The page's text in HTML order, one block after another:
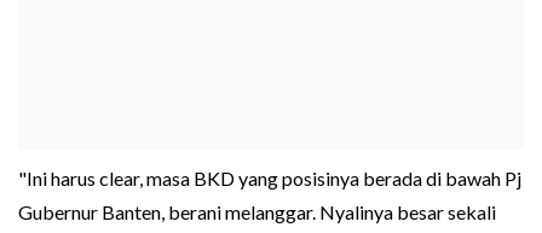
"Ini harus clear, masa BKD yang posisinya berada di bawah Pj
Gubernur Banten, berani melanggar. Nyalinya besar sekali